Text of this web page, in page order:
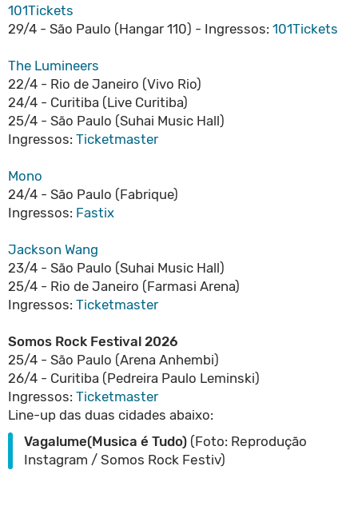
101Tickets
29/4 - São Paulo (Hangar 110) - Ingressos: 101Tickets
The Lumineers
22/4 - Rio de Janeiro (Vivo Rio)
24/4 - Curitiba (Live Curitiba)
25/4 - São Paulo (Suhai Music Hall)
Ingressos: Ticketmaster
Mono
24/4 - São Paulo (Fabrique)
Ingressos: Fastix
Jackson Wang
23/4 - São Paulo (Suhai Music Hall)
25/4 - Rio de Janeiro (Farmasi Arena)
Ingressos: Ticketmaster
Somos Rock Festival 2026
25/4 - São Paulo (Arena Anhembi)
26/4 - Curitiba (Pedreira Paulo Leminski)
Ingressos: Ticketmaster
Line-up das duas cidades abaixo:
Vagalume(Musica é Tudo) (Foto: Reprodução
Instagram / Somos Rock Festiv)